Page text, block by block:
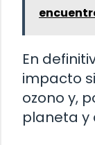
En
impacto
ozono y,
planeta y